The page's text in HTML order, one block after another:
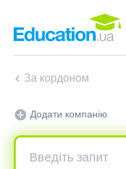
За кордоном
Додати компанію